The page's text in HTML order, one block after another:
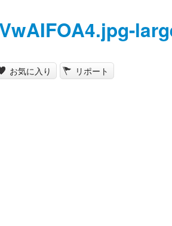
お気に入り リポート